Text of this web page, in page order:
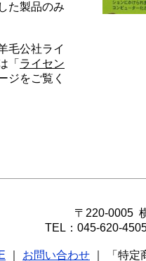
た製品のみ
毛公社ライ
「 ライセン
ジをご覧く
〒220-0005
TEL：045-620-
お問い合わせ ｜ 「特